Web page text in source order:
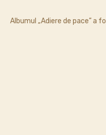
Albumul „Adiere de pace” a